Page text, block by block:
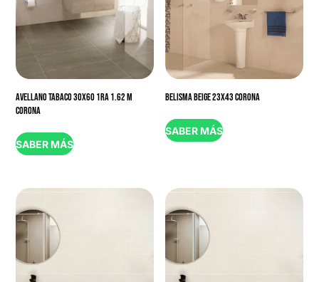
AVELLANO TABACO 30X60 1RA 1.62 M
CORONA
SABER MÁS
BELISMA BEIGE 23X43 CORONA
SABER MÁS